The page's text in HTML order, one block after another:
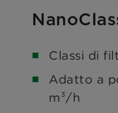
Classi di
Adatto a
m³/h